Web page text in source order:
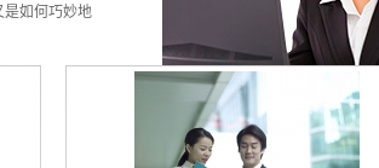
是如何巧妙地